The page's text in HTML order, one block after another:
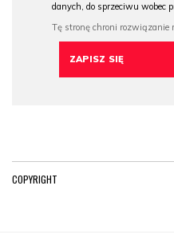
danych, do sprzeciwu wobec
COPYRIGHT